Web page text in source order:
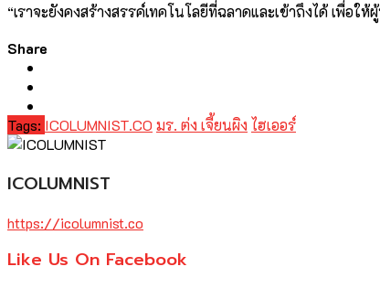
“เราจะยังคงสร้างสรรค์เทคโนโลยีที่ฉลาดและเข้าถึงได้ เพื่อ
Share
Tags: ICOLUMNIST.CO มร. ต่ง เจี้ยนผิง ไฮเออร์
ICOLUMNIST
https://icolumnist.co
Like Us On Facebook